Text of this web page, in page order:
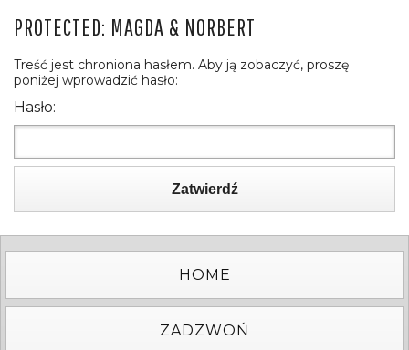
PROTECTED: MAGDA & NORBERT
Treść jest chroniona hasłem. Aby ją zobaczyć, proszę
poniżej wprowadzić hasło:
Hasło:
Zatwierdź
HOME
ZADZWOŃ